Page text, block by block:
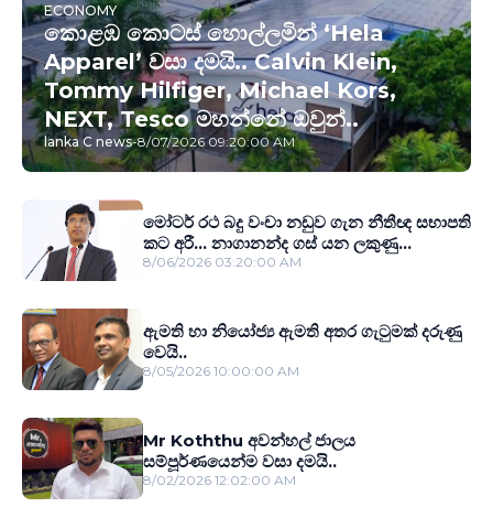
ECONOMY
කොළඹ කොටස් හොල්ලමින් ‘Hela
Apparel’ වසා දමයි.. Calvin Klein,
Tommy Hilfiger, Michael Kors,
NEXT, Tesco මහන්නේ ඔවුන්..
lanka C news-8/07/2026 09:20:00 AM
මෝටර් රථ බදු වංචා නඩුව ගැන නීතීඥ සභාපති
කට අරී... නාගානන්ද ගස් යන ලකුණු...
8/06/2026 03:20:00 AM
ඇමති හා නියෝජ්‍ය ඇමති අතර ගැටුමක් දරුණු
වෙයි..
8/05/2026 10:00:00 AM
Mr Koththu අවන්හල් ජාලය
සම්පූර්ණයෙන්ම වසා දමයි..
8/02/2026 12:02:00 AM